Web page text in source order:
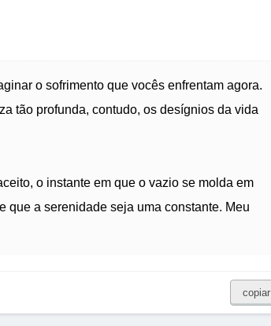
o sofrimento que vocês enfrentam agora.
tão profunda, contudo, os desígnios da vida
o instante em que o vazio se molda em
que a serenidade seja uma constante. Meu
copiar